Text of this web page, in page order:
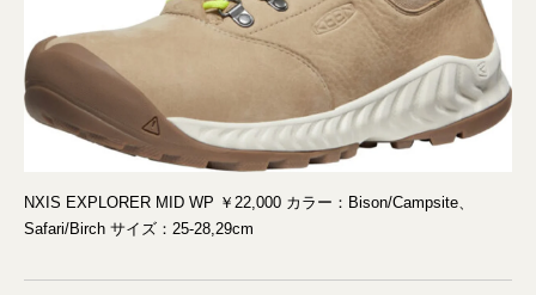
NXIS EXPLORER MID WP ￥22,000 カラー：Bison/Campsite、
Safari/Birch サイズ：25-28,29cm